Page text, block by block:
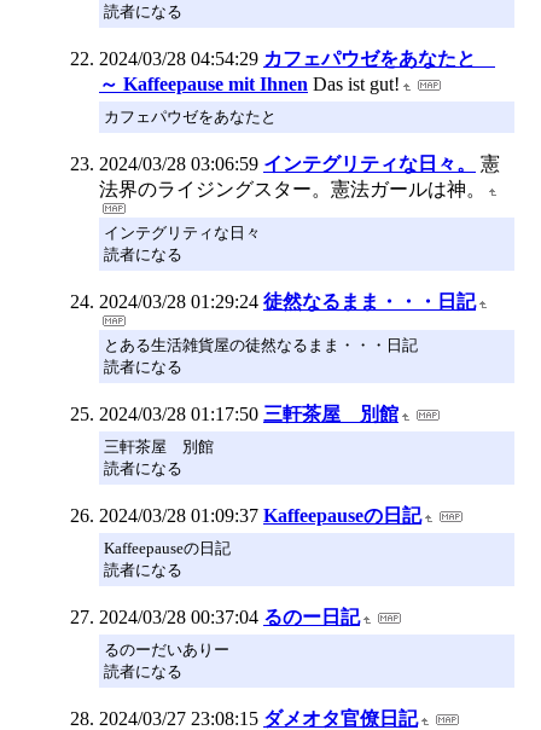
読者になる
2024/03/28 04:54:29 カフェパウゼをあなたと
～ Kaffeepause mit Ihnen Das ist gut!
カフェパウゼをあなたと
2024/03/28 03:06:59 インテグリティな日々。
憲
法界のライジングスター。憲法ガールは神。
インテグリティな日々
読者になる
2024/03/28 01:29:24 徒然なるまま・・・日記
とある生活雑貨屋の徒然なるまま・・・日記
読者になる
2024/03/28 01:17:50 三軒茶屋 別館
三軒茶屋 別館
読者になる
2024/03/28 01:09:37 Kaffeepauseの日記
Kaffeepauseの日記
読者になる
2024/03/28 00:37:04 るのー日記
るのーだいありー
読者になる
2024/03/27 23:08:15 ダメオタ官僚日記